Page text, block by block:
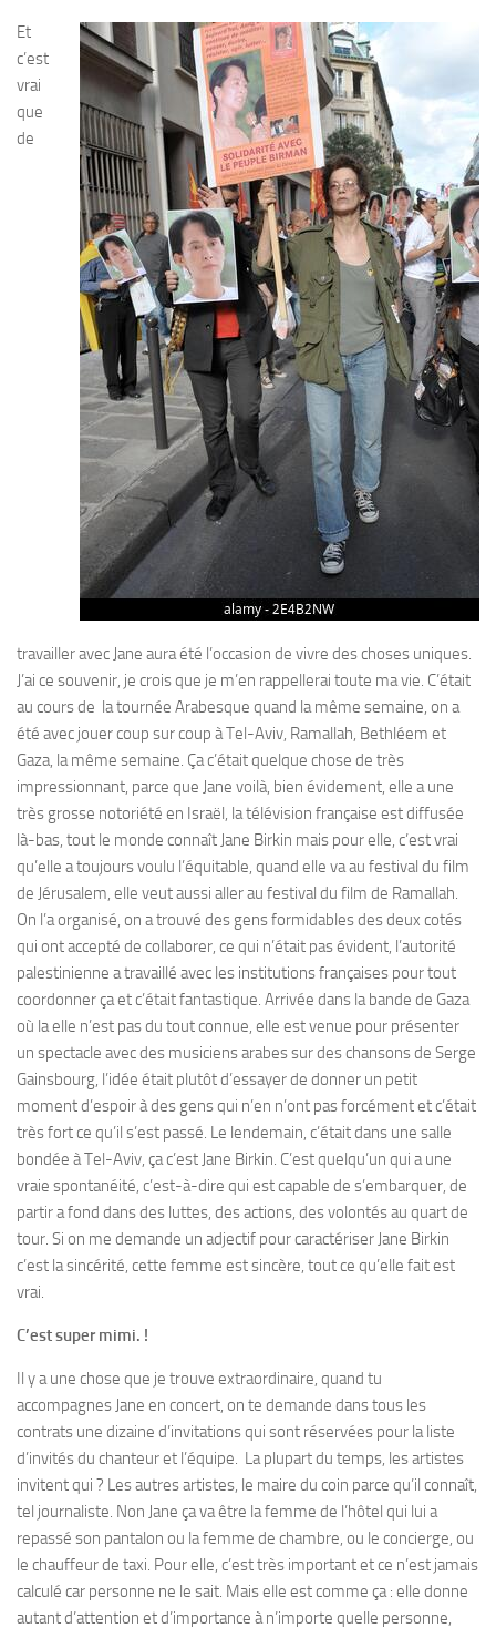
Et
c’est
vrai
que
de
travailler avec Jane aura été l’occasion de vivre des choses uniques.
J’ai ce souvenir, je crois que je m’en rappellerai toute ma vie. C’était
au cours de la tournée Arabesque quand la même semaine, on a
été avec jouer coup sur coup à Tel-Aviv, Ramallah, Bethléem et
Gaza, la même semaine. Ça c’était quelque chose de très
impressionnant, parce que Jane voilà, bien évidement, elle a une
très grosse notoriété en Israël, la télévision française est diffusée
là-bas, tout le monde connaît Jane Birkin mais pour elle, c’est vrai
qu’elle a toujours voulu l’équitable, quand elle va au festival du film
de Jérusalem, elle veut aussi aller au festival du film de Ramallah.
On l’a organisé, on a trouvé des gens formidables des deux cotés
qui ont accepté de collaborer, ce qui n’était pas évident, l’autorité
palestinienne a travaillé avec les institutions françaises pour tout
coordonner ça et c’était fantastique. Arrivée dans la bande de Gaza
où la elle n’est pas du tout connue, elle est venue pour présenter
un spectacle avec des musiciens arabes sur des chansons de Serge
Gainsbourg, l’idée était plutôt d’essayer de donner un petit
moment d’espoir à des gens qui n’en n’ont pas forcément et c’était
très fort ce qu’il s’est passé. Le lendemain, c’était dans une salle
bondée à Tel-Aviv, ça c’est Jane Birkin. C’est quelqu’un qui a une
vraie spontanéité, c’est-à-dire qui est capable de s’embarquer, de
partir a fond dans des luttes, des actions, des volontés au quart de
tour. Si on me demande un adjectif pour caractériser Jane Birkin
c’est la sincérité, cette femme est sincère, tout ce qu’elle fait est
vrai.
C’est super mimi. !
Il y a une chose que je trouve extraordinaire, quand tu
accompagnes Jane en concert, on te demande dans tous les
contrats une dizaine d’invitations qui sont réservées pour la liste
d’invités du chanteur et l’équipe. La plupart du temps, les artistes
invitent qui ? Les autres artistes, le maire du coin parce qu’il connaît,
tel journaliste. Non Jane ça va être la femme de l’hôtel qui lui a
repassé son pantalon ou la femme de chambre, ou le concierge, ou
le chauffeur de taxi. Pour elle, c’est très important et ce n’est jamais
calculé car personne ne le sait. Mais elle est comme ça : elle donne
autant d’attention et d’importance à n’importe quelle personne,